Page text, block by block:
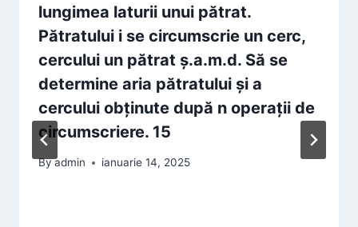
lungimea laturii unui pătrat.
Pătratului i se circumscrie un cerc,
cercului un pătrat ş.a.m.d. Să se
determine aria pătratului şi a
cercului obținute după n operaţii de
circumscriere. 15
Byadmin ianuarie 14, 2025